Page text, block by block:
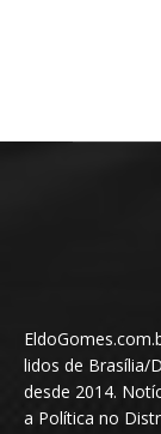
lidos de Brasília/
desde 2014.
a Política no